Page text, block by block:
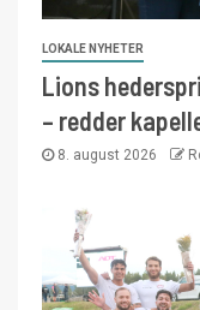
LOKALE NYHETER
Lions
– redder
8. august 2026